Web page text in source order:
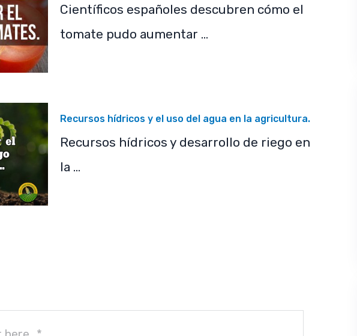
Científicos españoles descubren cómo el
tomate pudo aumentar …
Recursos hídricos y el uso del agua en la agricultura.
Recursos hídricos y desarrollo de riego en
la …